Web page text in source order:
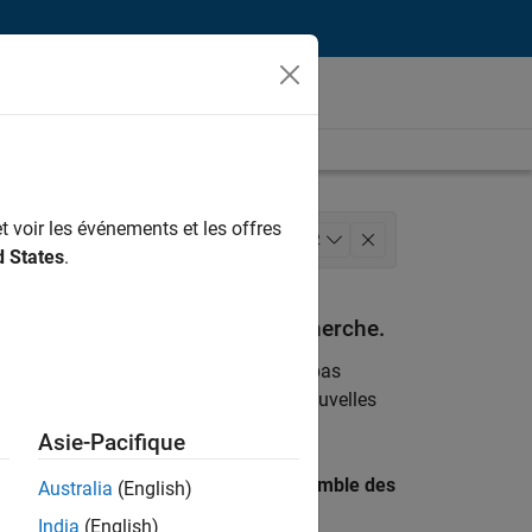
Finances et opérations 2
à vos critères de recherche.
. Si malgré tout vous ne trouvez pas
pour vous tenir au courant des nouvelles
par lieu pour trouver l’ensemble des
voir les événements et les offres
States.
Asie-Pacifique
Australia (English)
India (English)